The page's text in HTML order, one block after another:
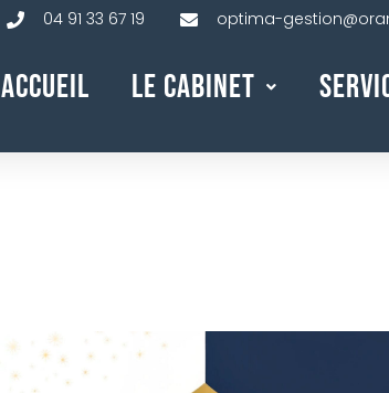
04 91 33 67 19 optima-
Accueil Le Cabinet